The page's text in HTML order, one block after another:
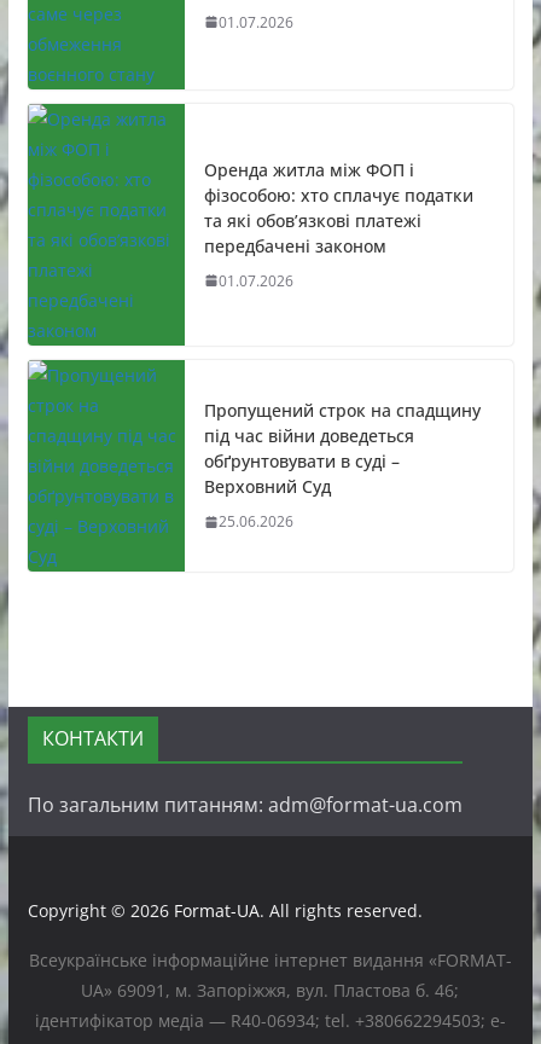
01.07.2026
Оренда житла між ФОП і
фізособою: хто сплачує податки
та які обов’язкові платежі
передбачені законом
01.07.2026
Пропущений строк на спадщину
під час війни доведеться
обґрунтовувати в суді –
Верховний Суд
25.06.2026
КОНТАКТИ
По загальним питанням: adm@format-ua.com
Copyright © 2026 Format-UA. All rights reserved.
Всеукраїнське інформаційне інтернет видання «FORMAT-
UA» 69091, м. Запоріжжя, вул. Пластова б. 46;
ідентифікатор медіа — R40-06934; tel. +380662294503; e-